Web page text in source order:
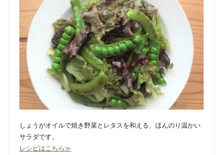
しょうがオイルで焼き野菜とレタスを和える、ほんのり温かい
サラダです。
レシピはこちら≫